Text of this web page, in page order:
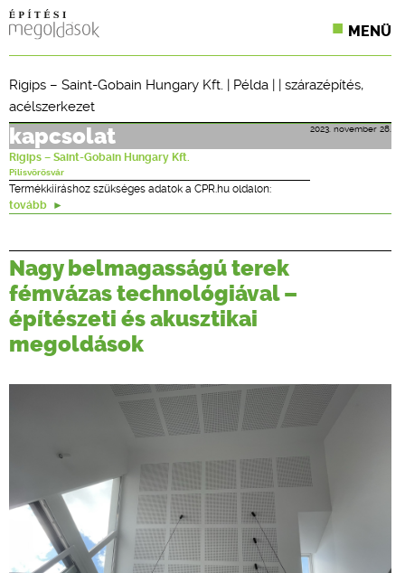
MENÜ
CPR TERMÉKKIÍRÁS
ÉPÍTÉSI JOG
TERVEZÉSI SEGÉDLETEK
Rigips – Saint-Gobain Hungary Kft. | Példa | | szárazépítés,
acélszerkezet
2023. november 28.
kapcsolat
Rigips – Saint-Gobain Hungary Kft.
Pilisvörösvár
Termékkiíráshoz szükséges adatok a CPR.hu oldalon:
tovább
Nagy belmagasságú terek
fémvázas technológiával –
építészeti és akusztikai
megoldások